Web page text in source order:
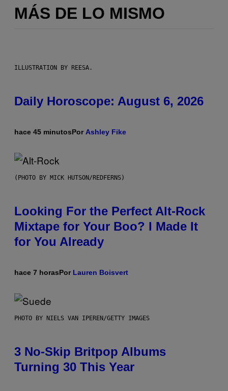
MÁS DE LO MISMO
ILLUSTRATION BY REESA.
Daily Horoscope: August 6, 2026
hace 45 minutosPor Ashley Fike
(PHOTO BY MICK HUTSON/REDFERNS)
Looking For the Perfect Alt-Rock
Mixtape for Your Boo? I Made It
for You Already
hace 7 horasPor Lauren Boisvert
PHOTO BY NIELS VAN IPEREN/GETTY IMAGES
3 No-Skip Britpop Albums
Turning 30 This Year